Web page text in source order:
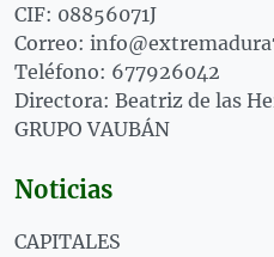
CIF: 08856071J
Correo:
Teléfono: 677926042
Directora: Beatriz de las
GRUPO VAUBÁN
Noticias
CAPITALES